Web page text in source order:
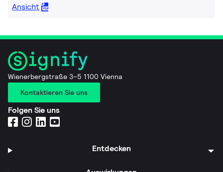
Ansicht
Wienerbergstraße 3–5 1100 Vienna
Kontaktieren Sie uns
Folgen Sie uns
Entdecken